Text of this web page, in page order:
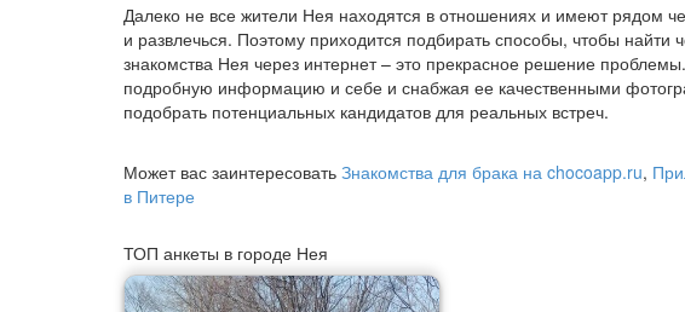
Далеко не все жители Нея находятся в отношениях и имеют рядом
и развлечься. Поэтому приходится подбирать способы, чтобы
знакомства Нея через интернет – это прекрасное решение
подробную информацию и себе и снабжая ее качественными
подобрать потенциальных кандидатов для реальных встреч.
Может вас заинтересовать Знакомства для брака на chocoapp.ru,
в Питере
ТОП анкеты в городе Нея